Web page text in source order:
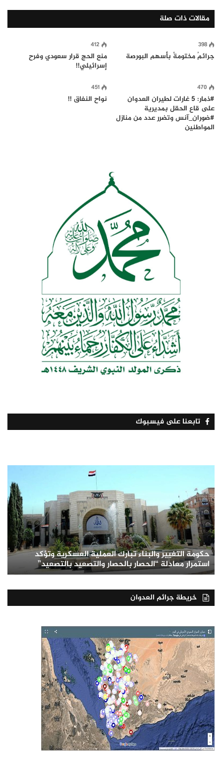
مقالات ذات صلة
398
جرائمُ مختومةٌ بأسهم البورصة
412
منع الحج قرار سعودي وفرح
إسرائيلي!!
470
#ذمار: 5 غارات لطيران العدوان
على قاع الحقل بمديرية
#ضوران_آنس وتضرر عدد من منازل
المواطنين
451
نواح النفاق !!
تابعنا على فيسبوك
حكومة التغيير والبناء تبارك العملية العسكرية وتؤكد
استمرار معادلة “الحصار بالحصار والتصعيد بالتصعيد”
خريطة جرائم العدوان